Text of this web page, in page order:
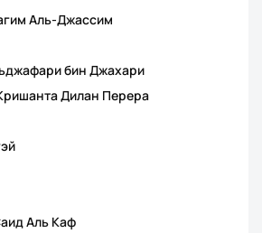
Аль-Джассим
бин Джахари
Дилан Перера
Аль Каф